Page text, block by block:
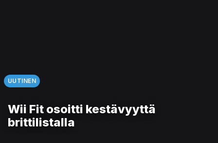
UUTINEN
Wii Fit osoitti kestävyyttä
brittilistalla